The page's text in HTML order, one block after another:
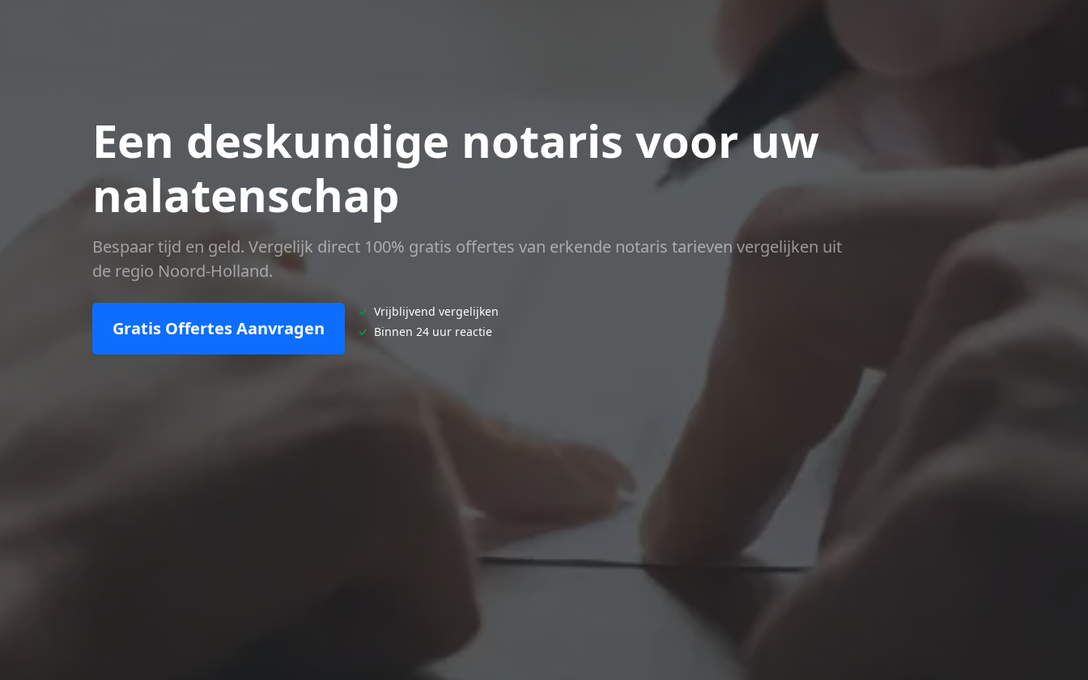
Een deskundige notaris voor uw
nalatenschap
Bespaar tijd en geld. Vergelijk direct 100% gratis offertes van erkende notaris tarieven vergelijken uit
de regio Noord-Holland.
Gratis Offertes Aanvragen
✓ Vrijblijvend vergelijken
✓ Binnen 24 uur reactie